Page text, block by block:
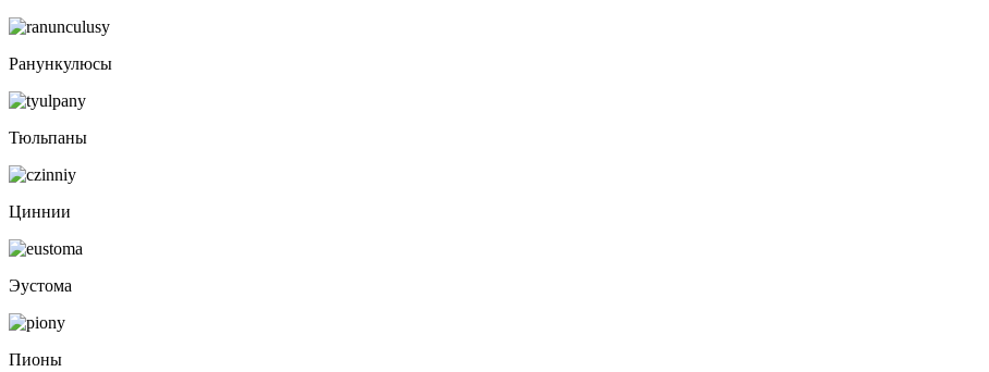
Ранункулюсы
Тюльпаны
Циннии
Эустома
Пионы